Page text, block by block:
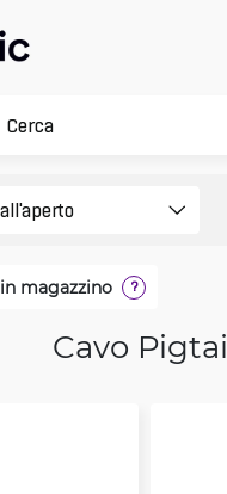
in magazzino ?
Cavo